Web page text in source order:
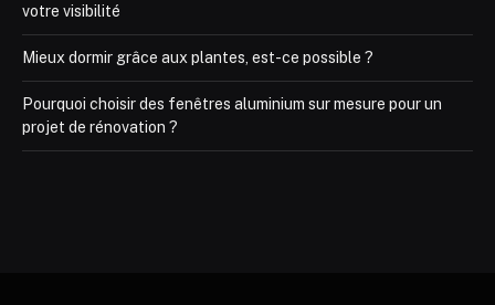
votre visibilité
Mieux dormir grâce aux plantes, est-ce possible ?
Pourquoi choisir des fenêtres aluminium sur mesure pour un
projet de rénovation ?